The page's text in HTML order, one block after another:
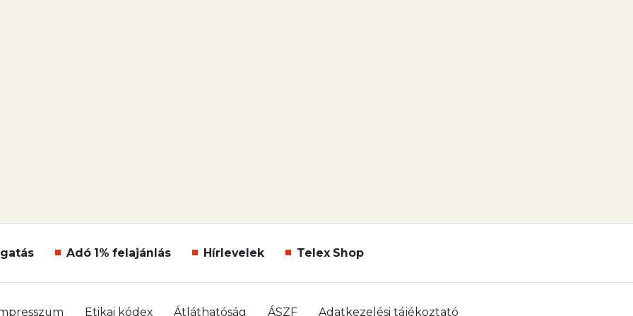
Adó 1% felajánlás Hírlevelek Telex Shop
Etikai kódex Átláthatóság ÁSZF Adatkezelési tájékoztató